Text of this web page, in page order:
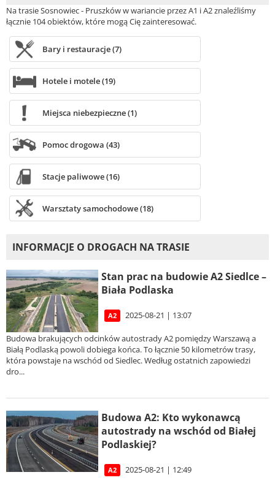
Na trasie Sosnowiec - Pruszków w wariancie przez A1 i A2 znaleźliśmy
łącznie 104 obiektów, które mogą Cię zainteresować.
Bary i restauracje (7)
Hotele i motele (19)
Miejsca niebezpieczne (1)
Pomoc drogowa (43)
Stacje paliwowe (16)
Warsztaty samochodowe (18)
INFORMACJE O DROGACH NA TRASIE
Stan prac na budowie A2 Siedlce –
Biała Podlaska
A2 2025-08-21 | 13:07
Budowa brakujących odcinków autostrady A2 pomiędzy Warszawą a
Białą Podlaską powoli dobiega końca. To łącznie 50 kilometrów trasy,
która powstaje na wschód od Siedlec. Według ostatnich zapowiedzi
dro...
Budowa A2: Kto wykonawcą
autostrady na wschód od Białej
Podlaskiej?
A2 2025-08-21 | 12:49